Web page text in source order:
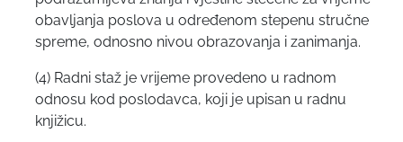
obavljanja poslova u određenom stepenu stručne
spreme, odnosno nivou obrazovanja i zanimanja.
(4) Radni staž je vrijeme provedeno u radnom
odnosu kod poslodavca, koji je upisan u radnu
knjižicu.